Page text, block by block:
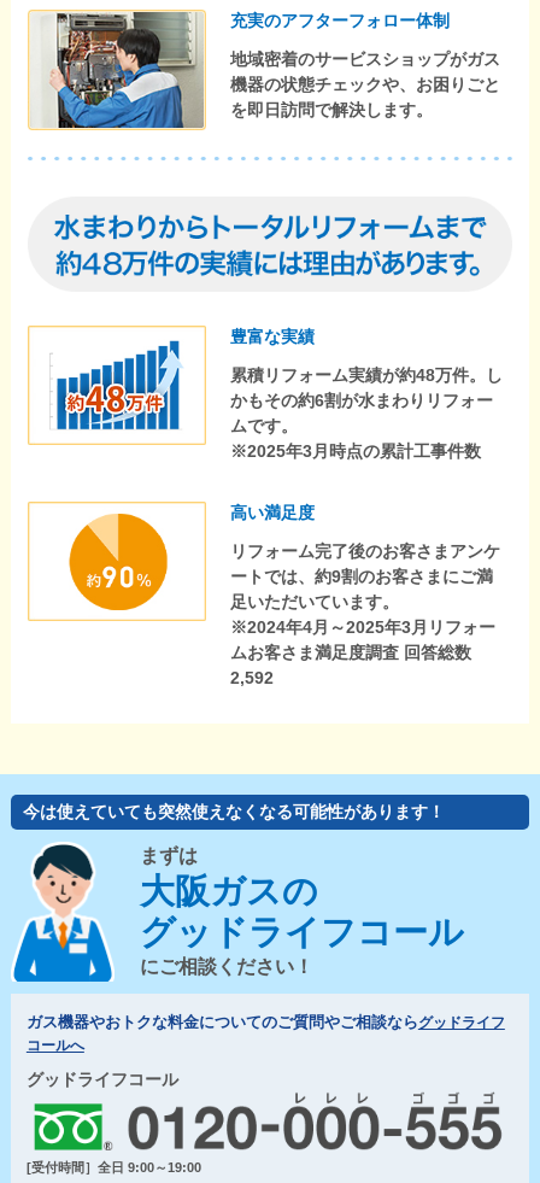
充実のアフターフォロー体制
地域密着のサービスショップがガス
機器の状態チェックや、お困りごと
を即日訪問で解決します。
豊富な実績
累積リフォーム実績が約48万件。し
かもその約6割が水まわりリフォー
ムです。
※2025年3月時点の累計工事件数
高い満足度
リフォーム完了後のお客さまアンケ
ートでは、約9割のお客さまにご満
足いただいています。
※2024年4月～2025年3月リフォー
ムお客さま満足度調査 回答総数
2,592
今は使えていても突然使えなくなる可能性があります！
まずは
大阪ガスの
グッドライフコール
にご相談ください！
ガス機器やおトクな料金についてのご質問やご相談ならグッドライフ
コールへ
グッドライフコール
[受付時間］全日 9:00～19:00